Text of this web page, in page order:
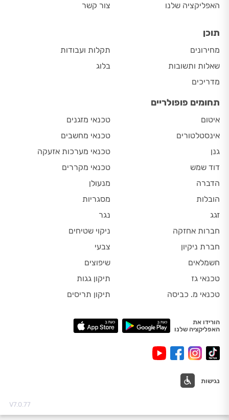
האפליקציה שלנו
צור קשר
תוכן
מחירונים
שאלות ותשובות
מדריכים
תקלות ועבודות
בלוג
תחומים פופולריים
איטום
אינסטלטורים
גנן
דוד שמש
הדברה
הובלות
זגג
חברות אחזקה
חברת ניקיון
חשמלאים
טכנאי גז
טכנאי מ. כביסה
טכנאי מזגנים
טכנאי מחשבים
טכנאי מערכות אזעקה
טכנאי מקררים
מנעולן
מסגריות
נגר
ניקוי שטיחים
צבעי
שיפוצים
תיקון גגות
תיקון תריסים
הורידו את
האפליקציה שלנו
נגישות
V7.0.77